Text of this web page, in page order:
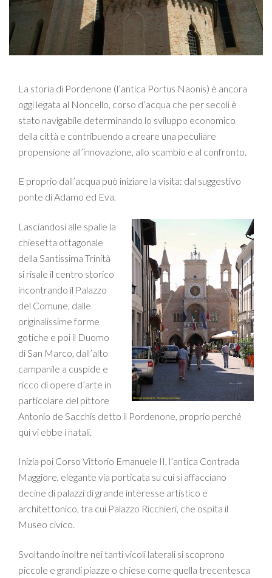
La storia di Pordenone (l’antica Portus Naonis) è ancora
oggi legata al Noncello, corso d’acqua che per secoli è
stato navigabile determinando lo sviluppo economico
della città e contribuendo a creare una peculiare
propensione all’innovazione, allo scambio e al confronto.
E proprio dall’acqua può iniziare la visita: dal suggestivo
ponte di Adamo ed Eva.
Lasciandosi alle spalle la
chiesetta ottagonale
della Santissima Trinità
si risale il centro storico
incontrando il Palazzo
del Comune, dalle
originalissime forme
gotiche e poi il Duomo
di San Marco, dall’alto
campanile a cuspide e
ricco di opere d’arte in
particolare del pittore
Antonio de Sacchis detto il Pordenone, proprio perché
qui vi ebbe i natali.
Inizia poi Corso Vittorio Emanuele II, l’antica Contrada
Maggiore, elegante via porticata su cui si affacciano
decine di palazzi di grande interesse artistico e
architettonico, tra cui Palazzo Ricchieri, che ospita il
Museo civico.
Svoltando inoltre nei tanti vicoli laterali si scoprono
piccole e grandi piazze o chiese come quella trecentesca